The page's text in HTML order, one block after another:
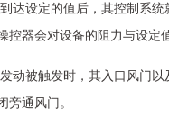
达设定的值后，其控制系
控器会对设备的阻力与设定
动被触发时，其入口风门
旁通风门。